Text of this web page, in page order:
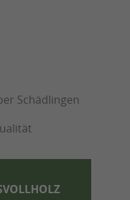
Schädlingen